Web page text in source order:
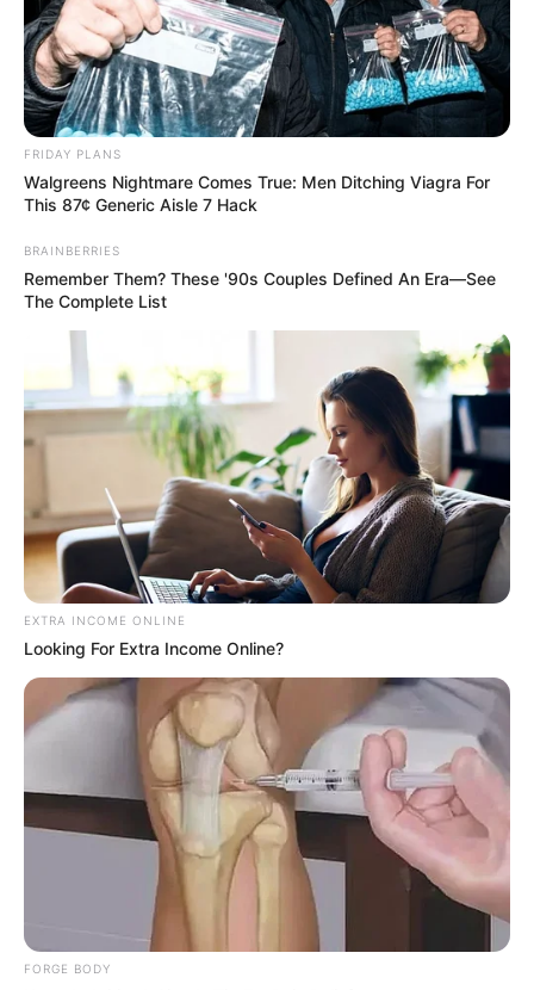
Évente egyszer, karácsony reggel, apám előveszi a dán serpenyőjét,
és az egész családnak készít æbleskivert! Szeretem nézni, ahogy
csinálja! ”